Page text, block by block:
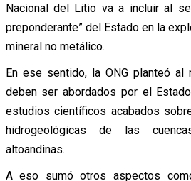
Nacional del Litio va a incluir al
preponderante” del Estado en la
mineral no metálico.
En ese sentido, la ONG planteó
deben ser abordados por el
estudios científicos acabados
hidrogeológicas de las
altoandinas.
A eso sumó otros aspectos